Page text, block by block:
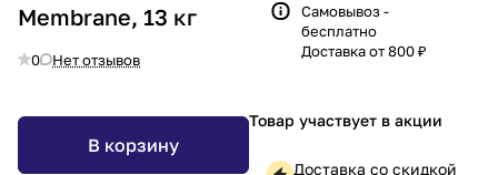
Membrane, 13 кг
0 Нет отзывов
В корзину
Самовывоз -
бесплатно
Доставка от 800 ₽
Товар участвует в акции
Доставка со скидкой